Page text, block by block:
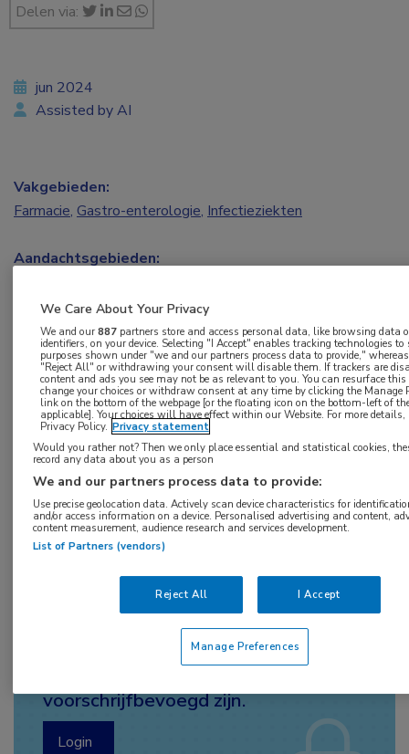
Delen via:
Onderzoekers uit China concluderen inThe Lancet
dat immunisatie met het daar beschikbare
hepatitis E-vaccin tot 10 jaar bescherming biedt
tegen hepatitis E. Vaccingeïnduceerde
antistoffen tegen het hepatitis E-virus houden
minimaal 8,5 jaar aan.
Meer informatie is alleen
voorschrijfbevoegd zijn.
Login
jun 2024
Assisted by AI
Vakgebieden:
Farmacie, Gastro-enterologie, Infectieziekten
Aandachtsgebieden:
Tags:
hepatitis E
We Care About Your Privacy
We and our887partners store and access personal data, like browsing data
identifiers, on your device. Selecting "I Accept" enables tracking technologies to
purposes shown under "we and our partners process data to provide,"
"Reject All" or withdrawing your consent will disable them. If trackers are
content and ads you see may not be as relevant to you. You can resurface
change your choices or withdraw consent at any time by clicking the Manage
link on the bottom of the webpage [or the floating icon on the bottom-left of
applicable]. Your choices will have effect within our Website. For more details,
Privacy Policy. Privacy statement
Would you rather not? Then we only place essential and statistical cookies,
record any data about you as a person
We and our partners process data to provide:
Use precise geolocation data. Actively scan device characteristics for
and/or access information on a device. Personalised advertising and content,
content measurement, audience research and services development.
List of Partners (vendors)
Reject All I Accept
Manage Preferences